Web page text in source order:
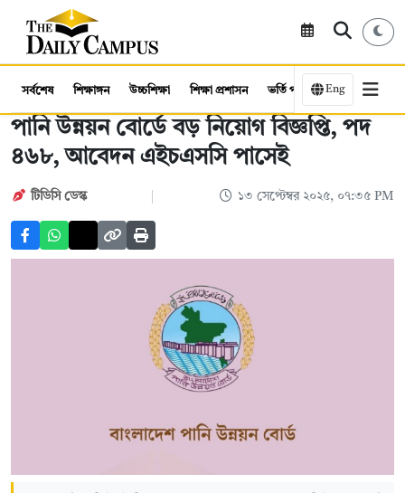
সর্বশেষ শিক্ষাঙ্গন উচ্চশিক্ষা শিক্ষা প্রশাসন ভর্তি পরীক্ষা কর্মসংস্থান
Eng
পানি উন্নয়ন বোর্ডে বড় নিয়োগ বিজ্ঞপ্তি, পদ
৪৬৮, আবেদন এইচএসসি পাসেই
টিডিসি ডেস্ক ১৩ সেপ্টেম্বর ২০২৫, ০৭:৩৫ PM